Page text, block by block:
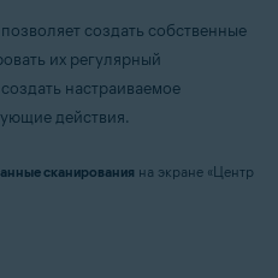
позволяет создать собственные
их регулярный
настраиваемое
действия.
сканирования на экране «Центр